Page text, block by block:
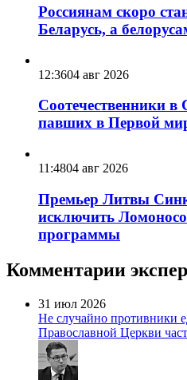
Россиянам скоро
Беларусь, а
12:3604 авг 2026
Соотечественники
павших в Первой
11:4804 авг 2026
Премьер Литвы
исключить
программы
Комментарии
31 июл 2026
Не случайно противники
Православной Церкви